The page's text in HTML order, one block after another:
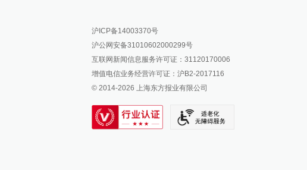
澎湃新闻公众号
澎湃新闻抖音号
派生万物开放平台
IP SHANGHAI
SIXTH TONE
报料邮箱: news@thepaper.cn
沪ICP备14003370号
沪公网安备31010602000299号
互联网新闻信息服务许可证：31120170006
增值电信业务经营许可证：沪B2-2017116
© 2014-2026 上海东方报业有限公司